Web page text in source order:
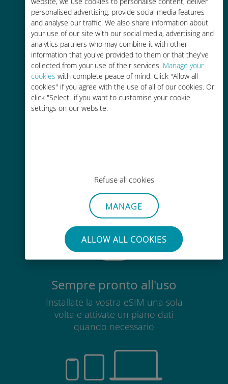
personalised advertising, provide social media features
and analyse our traffic. We also share information about
your use of our site with our social media, advertising and
analytics partners who may combine it with other
information that you've provided to them or that they've
collected from your use of their services. Manage your
cookies with complete peace of mind. Click "Allow all
cookies" if you agree with the use of all of our cookies. Or
click "Select" if you want to customise your cookie
settings on our website.
Refuse all cookies
MANAGE
ALLOW ALL COOKIES
operatore attuale
Ricarica facile
Ovunque tramite l'app Ubigi, anche
senza Wi-Fi o dati residui
Senza sforzo
Non è necessario rimuovere la
scheda SIM esistente
Sempre pronto all'uso
Installate la vostra eSIM una sola
volta e attivate un piano dati
quando necessario